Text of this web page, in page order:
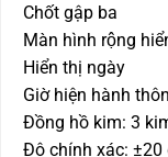
Chốt gập ba
Màn hình rộng
Hiển thị ngày
Giờ hiện hành
Đồng hồ kim: 3
Độ chính xác: